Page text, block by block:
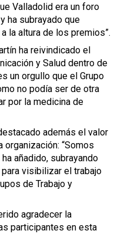
Valladolid era un foro
ha subrayado que
la altura de los premios”.
ha reivindicado el
y Salud dentro de
un orgullo que el Grupo
no podía ser de otra
por la medicina de
además el valor
“Somos
añadido, subrayando
visibilizar el trabajo
de Trabajo y
agradecer la
participantes en esta